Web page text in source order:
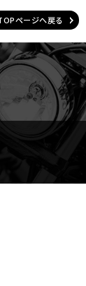
ページへ戻る